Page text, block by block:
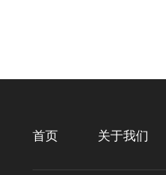
首页 关于我们